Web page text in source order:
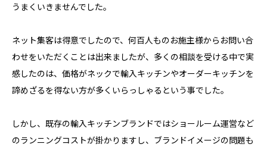
うまくいきませんでした。
ネット集客は得意でしたので、何百人ものお施主様からお問い合
わせをいただくことは出来ましたが、多くの相談を受ける中で実
感したのは、価格がネックで輸入キッチンやオーダーキッチンを
諦めざるを得ない方が多くいらっしゃるという事でした。
しかし、既存の輸入キッチンブランドではショールーム運営など
のランニングコストが掛かりますし、ブランドイメージの問題も